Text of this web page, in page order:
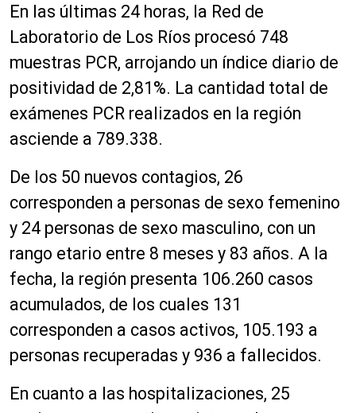
En las últimas 24 horas, la Red de
Laboratorio de Los Ríos procesó 748
muestras PCR, arrojando un índice diario de
positividad de 2,81%. La cantidad total de
exámenes PCR realizados en la región
asciende a 789.338.
De los 50 nuevos contagios, 26
corresponden a personas de sexo femenino
y 24 personas de sexo masculino, con un
rango etario entre 8 meses y 83 años. A la
fecha, la región presenta 106.260 casos
acumulados, de los cuales 131
corresponden a casos activos, 105.193 a
personas recuperadas y 936 a fallecidos.
En cuanto a las hospitalizaciones, 25